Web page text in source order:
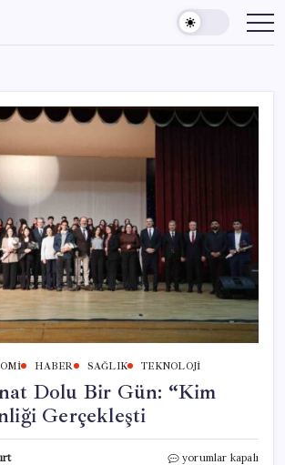
HABER SAĞLIK TEKNOLOJI
Dolu Bir Gün: “Kim
Gerçekleşti
Ağrı’da
yorumlar kapalı